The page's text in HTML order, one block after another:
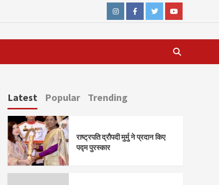
InstagramFacebookTwitterYoutube
Latest Popular Trending
राष्ट्रपति द्रौपदी मुर्मु ने प्रदान किए
पद्म पुरस्कार